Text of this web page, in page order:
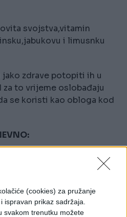
(cookies) za pružanje
ispravan prikaz sadržaja.
svakom trenutku možete
svojstva,vitamin
i limusnku
zdrave potopiti ih u
za to vrijeme oslobađaju
se koristi kao obloga kod
vrelom vodom
piju se 2 šolje a usnu duplju